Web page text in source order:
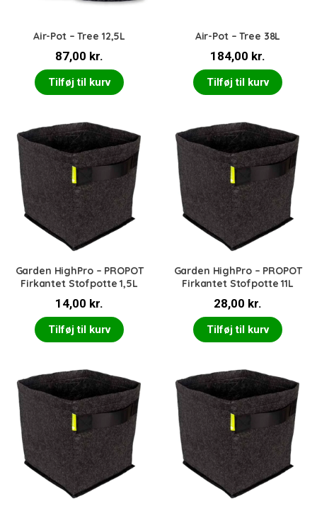
Air-Pot – Tree 12,5L
87,00 kr.
Tilføj til kurv
Air-Pot – Tree 38L
184,00 kr.
Tilføj til kurv
Garden HighPro – PROPOT
Firkantet Stofpotte 1,5L
14,00 kr.
Tilføj til kurv
Garden HighPro – PROPOT
Firkantet Stofpotte 11L
28,00 kr.
Tilføj til kurv